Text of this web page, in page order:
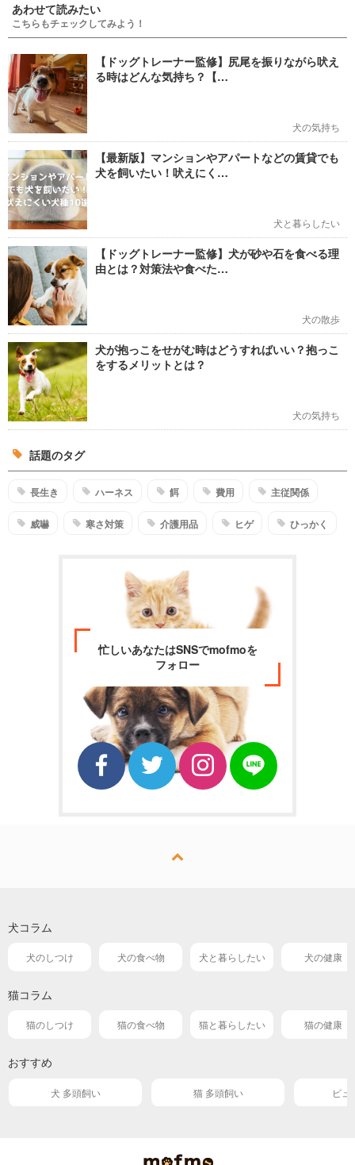
あわせて読みたい
こちらもチェックしてみよう！
【ドッグトレーナー監修】尻尾を振りながら吠え
る時はどんな気持ち？【…
犬の気持ち
【最新版】マンションやアパートなどの賃貸でも
犬を飼いたい！吠えにく…
犬と暮らしたい
【ドッグトレーナー監修】犬が砂や石を食べる理
由とは？対策法や食べた…
犬の散歩
犬が抱っこをせがむ時はどうすればいい？抱っこ
をするメリットとは？
犬の気持ち
話題のタグ
長生き ハーネス 餌 費用 主従関係
威嚇 寒さ対策 介護用品 ヒゲ ひっかく
忙しいあなたはSNSでmofmoを
フォロー
犬コラム
犬のしつけ 犬の食べ物 犬と暮らしたい 犬の健康
猫コラム
猫のしつけ 猫の食べ物 猫と暮らしたい 猫の健康
おすすめ
犬 多頭飼い 猫 多頭飼い ピュ